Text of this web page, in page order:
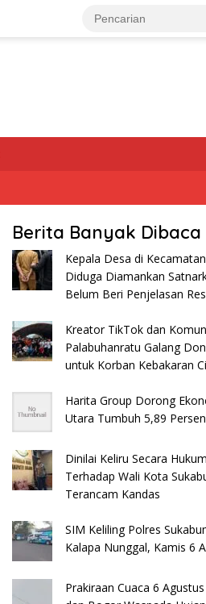
Berita Banyak Dibaca
Kepala Desa di
Diduga Diamankan
Belum Beri Penjelasan
Kreator TikTok dan
Palabuhanratu Galang
untuk Korban Kebakaran
Harita Group Dorong
Utara Tumbuh 5,89 Persen
Dinilai Keliru Secara
Terhadap Wali Kota
Terancam Kandas
SIM Keliling Polres
Kalapa Nunggal, Kamis 6
Prakiraan Cuaca 6